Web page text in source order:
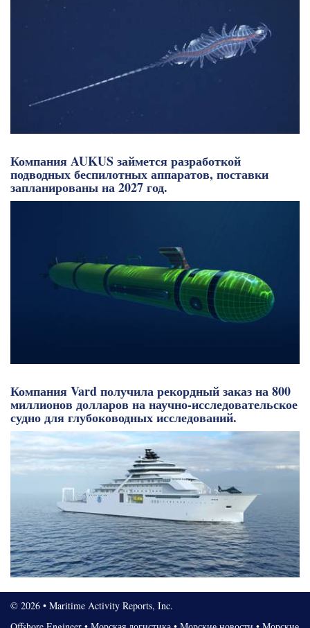
Компания AUKUS займется разработкой
подводных беспилотных аппаратов, поставки
запланированы на 2027 год.
Компания Vard получила рекордный заказ на 800
миллионов долларов на научно-исследовательское
судно для глубоководных исследований.
© 2026 • Maritime Activity Reports, Inc.